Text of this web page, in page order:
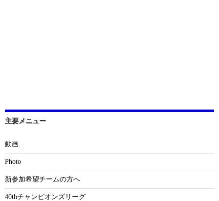
主要メニュー
動画
Photo
新参加希望チームの方へ
40thチャンピオンズリーグ